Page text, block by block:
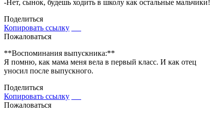
-Нет, сынок, будешь ходить в школу как остальные мальчики!
Поделиться
Копировать ссылку
Пожаловаться
**Воспоминания выпускника:**
Я помню, как мама меня вела в первый класс. И как отец
уносил после выпускного.
Поделиться
Копировать ссылку
Пожаловаться